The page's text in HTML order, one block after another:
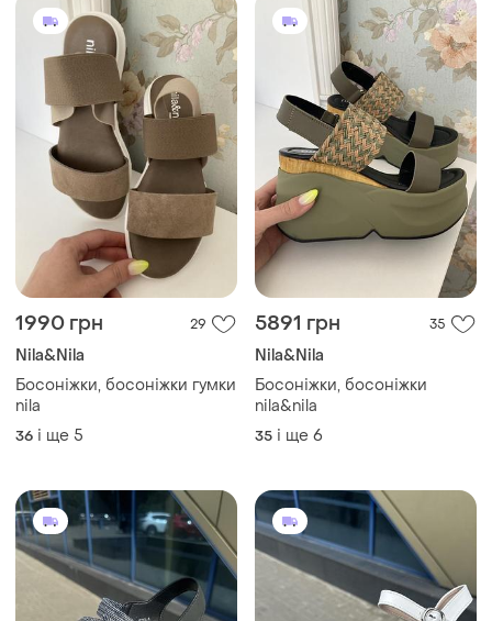
1990 грн 29
Nila&Nila
Босоніжки, босоніжки гумки
nila
36 і ще 5
5891 грн 35
Nila&Nila
Босоніжки, босоніжки
nila&nila
35 і ще 6